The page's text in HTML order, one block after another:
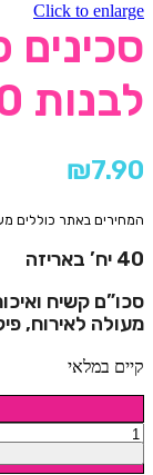
Click to enlarge
לבנות 40 יח’
₪7.90
המחירים באתר כוללים
40 יח’ באריזה
סכו”ם קשיח
מעולה לאירוח,
קיים במלאי